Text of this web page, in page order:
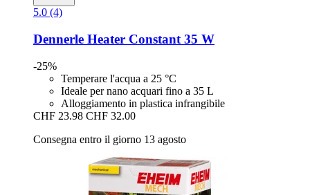
5.0 (4)
Dennerle Heater Constant 35 W
-25%
Temperare l'acqua a 25 °C
Ideale per nano acquari fino a 35 L
Alloggiamento in plastica infrangibile
CHF 23.98 CHF 32.00
Consegna entro il giorno 13 agosto